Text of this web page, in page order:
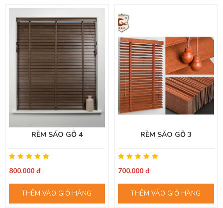
RÈM SÁO GỖ 4
800.000 đ
THÊM VÀO GIỎ HÀNG
RÈM SÁO GỖ 3
700.000 đ
THÊM VÀO GIỎ HÀNG